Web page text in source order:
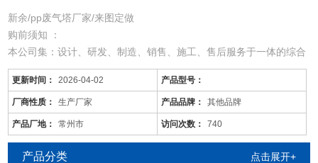
新余/pp废气塔厂家/来图定做
购前须知 ：
本公司集：设计、研发、制造、销售、施工、售后服务于一体的综合
型废气处理公司；
从事于：各类工业废气、废水、噪音、脱硫除尘、油烟火烟、通风降
温等工程的设计、制作、安装调试；
由于市场价格浮动影响，以上产品价格、属性仅供参考
新余/pp废气塔厂家/来图定做
更新时间： 2026-04-02 产品型号：
厂商性质： 生产厂家 产品品牌： 其他品牌
产品厂地： 常州市 访问次数： 740
产品分类 点击展开+